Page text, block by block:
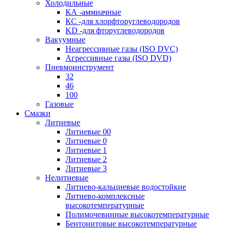
Холодильные
КА -аммиачные
КС -для хлорфторуглеводородов
KD -для фторуглеводородов
Вакуумные
Неагрессивные газы (ISO DVC)
Агрессивные газы (ISO DVD)
Пневмоинструмент
32
46
100
Газовые
Смазки
Литиевые
Литиевые 00
Литиевые 0
Литиевые 1
Литиевые 2
Литиевые 3
Нелитиевые
Литиево-кальциевые водостойкие
Литиево-комплексные
высокотемпературные
Полимочевинные высокотемпературные
Бентонитовые высокотемпературные